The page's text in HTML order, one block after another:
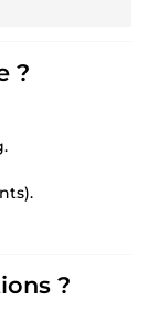
?
?